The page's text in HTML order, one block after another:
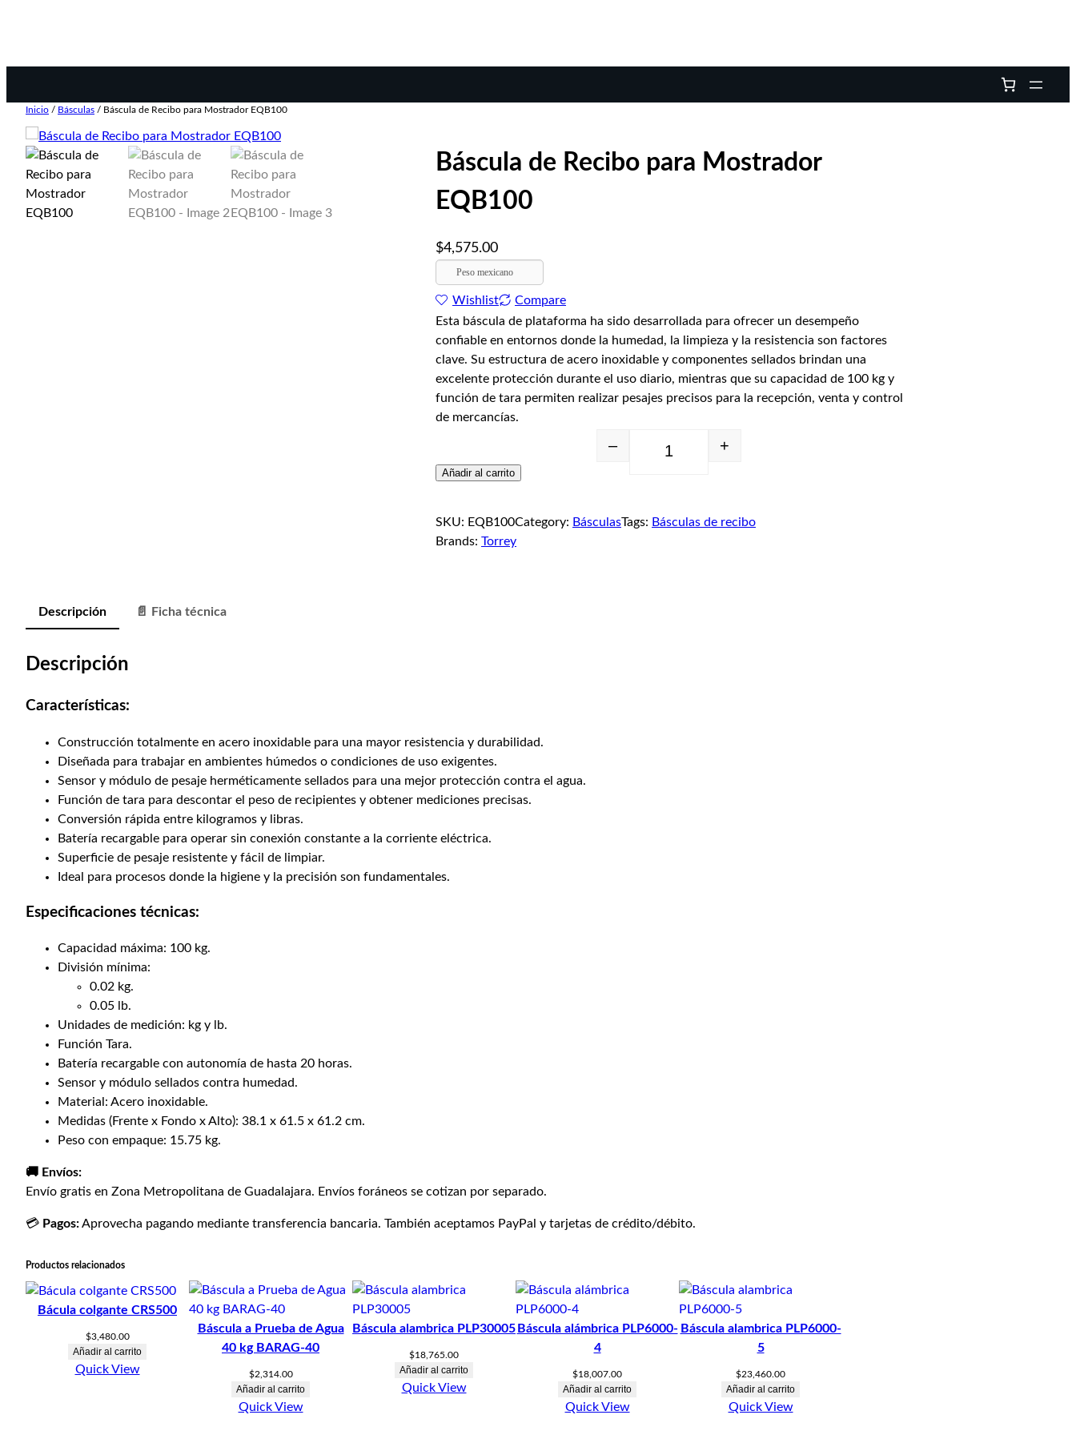
Inicio / Básculas / Báscula de Recibo para Mostrador EQB100
Báscula de Recibo para Mostrador
EQB100
$4,575.00
Peso mexicano
Wishlist
Compare
Esta báscula de plataforma ha sido desarrollada para ofrecer un desempeño
confiable en entornos donde la humedad, la limpieza y la resistencia son factores
clave. Su estructura de acero inoxidable y componentes sellados brindan una
excelente protección durante el uso diario, mientras que su capacidad de 100 kg y
función de tara permiten realizar pesajes precisos para la recepción, venta y control
de mercancías.
– +
Añadir al carrito
SKU: EQB100Category: BásculasTags: Básculas de recibo
Brands: Torrey
Descripción 📄 Ficha técnica
Descripción
Características:
Construcción totalmente en acero inoxidable para una mayor resistencia y durabilidad.
Diseñada para trabajar en ambientes húmedos o condiciones de uso exigentes.
Sensor y módulo de pesaje herméticamente sellados para una mejor protección contra el agua.
Función de tara para descontar el peso de recipientes y obtener mediciones precisas.
Conversión rápida entre kilogramos y libras.
Batería recargable para operar sin conexión constante a la corriente eléctrica.
Superficie de pesaje resistente y fácil de limpiar.
Ideal para procesos donde la higiene y la precisión son fundamentales.
Especificaciones técnicas:
Capacidad máxima: 100 kg.
División mínima:
0.02 kg.
0.05 lb.
Unidades de medición: kg y lb.
Función Tara.
Batería recargable con autonomía de hasta 20 horas.
Sensor y módulo sellados contra humedad.
Material: Acero inoxidable.
Medidas (Frente x Fondo x Alto): 38.1 x 61.5 x 61.2 cm.
Peso con empaque: 15.75 kg.
🚚 Envíos:
Envío gratis en Zona Metropolitana de Guadalajara. Envíos foráneos se cotizan por separado.
💳 Pagos:Aprovecha pagando mediante transferencia bancaria. También aceptamos PayPal y tarjetas de crédito/débito.
Productos relacionados
Bácula colgante CRS500
$3,480.00
Añadir al carrito
Quick View
Báscula a Prueba de Agua
40 kg BARAG-40
$2,314.00
Añadir al carrito
Quick View
Báscula alambrica PLP30005
$18,765.00
Añadir al carrito
Quick View
Báscula alámbrica PLP6000-
4
$18,007.00
Añadir al carrito
Quick View
Báscula alambrica PLP6000-
5
$23,460.00
Añadir al carrito
Quick View